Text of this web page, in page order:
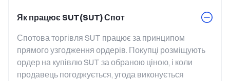
Як працює SUT(SUT) Спот
Спотова торгівля SUT працює за принципом
прямого узгодження ордерів. Покупці розміщують
ордер на купівлю SUT за обраною ціною, і коли
продавець погоджується, угода виконується